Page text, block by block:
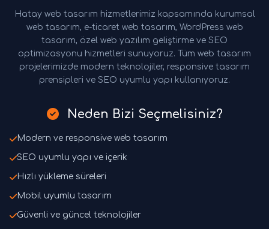
Hatay web tasarım hizmetlerimiz kapsamında kurumsal
web tasarım, e-ticaret web tasarım, WordPress web
tasarım, özel web yazılım geliştirme ve SEO
optimizasyonu hizmetleri sunuyoruz. Tüm web tasarım
projelerimizde modern teknolojiler, responsive tasarım
prensipleri ve SEO uyumlu yapı kullanıyoruz.
Neden Bizi Seçmelisiniz?
Modern ve responsive web tasarım
SEO uyumlu yapı ve içerik
Hızlı yükleme süreleri
Mobil uyumlu tasarım
Güvenli ve güncel teknolojiler